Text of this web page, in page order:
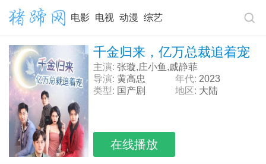
电影 电视 动漫 综艺
千金归来，亿万总裁追着宠
主演: 张璇,庄小鱼,戚静菲
导演: 黄高忠 年代: 2023
类型: 国产剧 地区: 大陆
在线播放